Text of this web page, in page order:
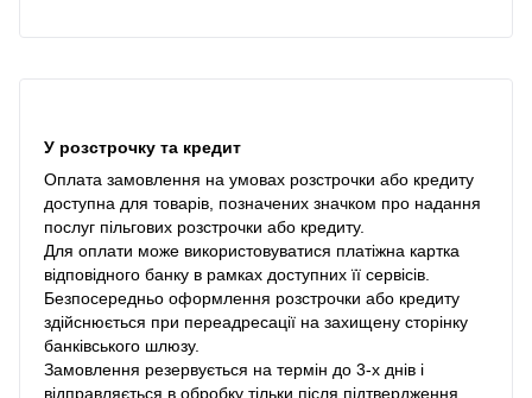
У розстрочку та кредит
Оплата замовлення на умовах розстрочки або кредиту
доступна для товарів, позначених значком про надання
послуг пільгових розстрочки або кредиту.
Для оплати може використовуватися платіжна картка
відповідного банку в рамках доступних її сервісів.
Безпосередньо оформлення розстрочки або кредиту
здійснюється при переадресації на захищену сторінку
банківського шлюзу.
Замовлення резервується на термін до 3-х днів і
відправляється в обробку тільки після підтвердження